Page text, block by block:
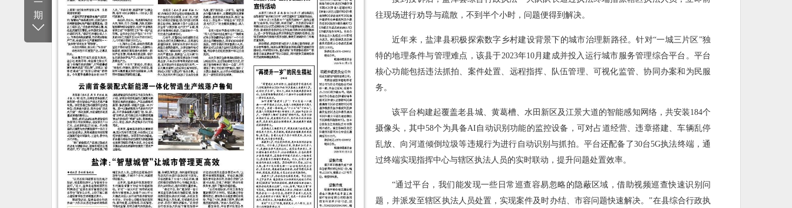
一
期
往现场进行劝导与疏散，不到半个小时，问题便得到解决。
近年来，盐津县积极探索数字乡村建设背景下的城市治理新路径。针对“一城三片区”独
特的地理条件与管理难点，该县于2023年10月建成并投入运行城市服务管理综合平台。平台
核心功能包括违法抓拍、案件处置、远程指挥、队伍管理、可视化监管、协同办案和为民服
务。
该平台构建起覆盖老县城、黄葛槽、水田新区及江景大道的智能感知网络，共安装184个
摄像头，其中58个为具备AI自动识别功能的监控设备，可对占道经营、违章搭建、车辆乱停
乱放、向河道倾倒垃圾等违规行为进行自动识别与抓拍。平台还配备了30台5G执法终端，通
过终端实现指挥中心与辖区执法人员的实时联动，提升问题处置效率。
“通过平台，我们能发现一些日常巡查容易忽略的隐蔽区域，借助视频巡查快速识别问
题，并派发至辖区执法人员处置，实现案件及时办结、市容问题快速解决。”在县综合行政执